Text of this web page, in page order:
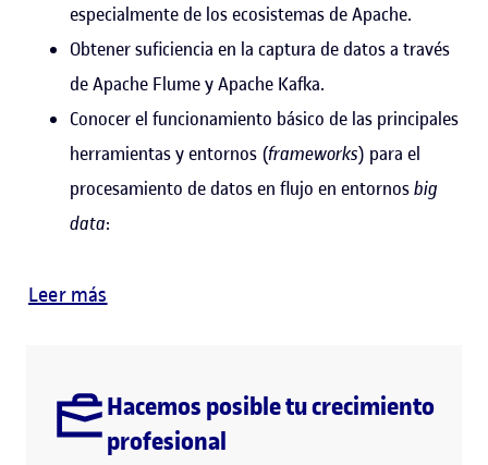
especialmente de los ecosistemas de Apache.
Obtener suficiencia en la captura de datos a través
de Apache Flume y Apache Kafka.
Conocer el funcionamiento básico de las principales
herramientas y entornos (frameworks) para el
procesamiento de datos en flujo en entornosbig
data:
Leer más
Hacemos posible tu crecimiento
profesional